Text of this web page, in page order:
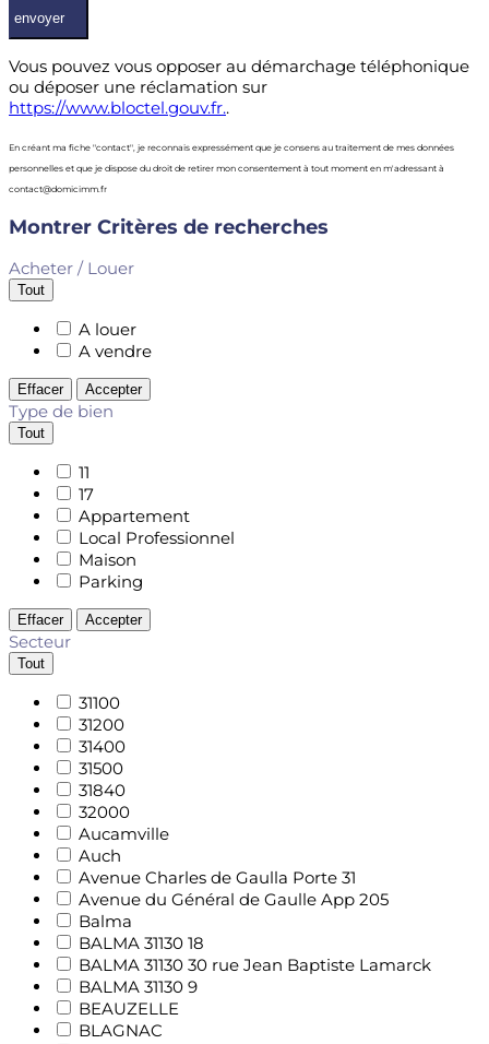
Vous pouvez vous opposer au démarchage téléphonique
ou déposer une réclamation sur
https://www.bloctel.gouv.fr..
En créant ma fiche "contact", je reconnais expressément que je consens au traitement de mes données
personnelles et que je dispose du droit de retirer mon consentement à tout moment en m'adressant à
contact@domicimm.fr
Montrer Critères de recherches
Acheter / Louer
Tout
A louer
A vendre
Effacer Accepter
Type de bien
Tout
11
17
Appartement
Local Professionnel
Maison
Parking
Effacer Accepter
Secteur
Tout
31100
31200
31400
31500
31840
32000
Aucamville
Auch
Avenue Charles de Gaulla Porte 31
Avenue du Général de Gaulle App 205
Balma
BALMA 31130 18
BALMA 31130 30 rue Jean Baptiste Lamarck
BALMA 31130 9
BEAUZELLE
BLAGNAC